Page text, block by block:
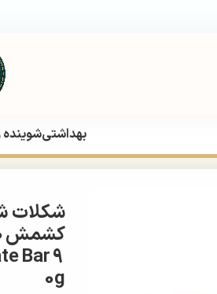
بهداشتی
شکلات شیری میلکا با مغز فندوق و کشمش 90 گرم | Milka Raisins & Nuts Chocolate Bar 90g
شکلات
Bar 9
0g